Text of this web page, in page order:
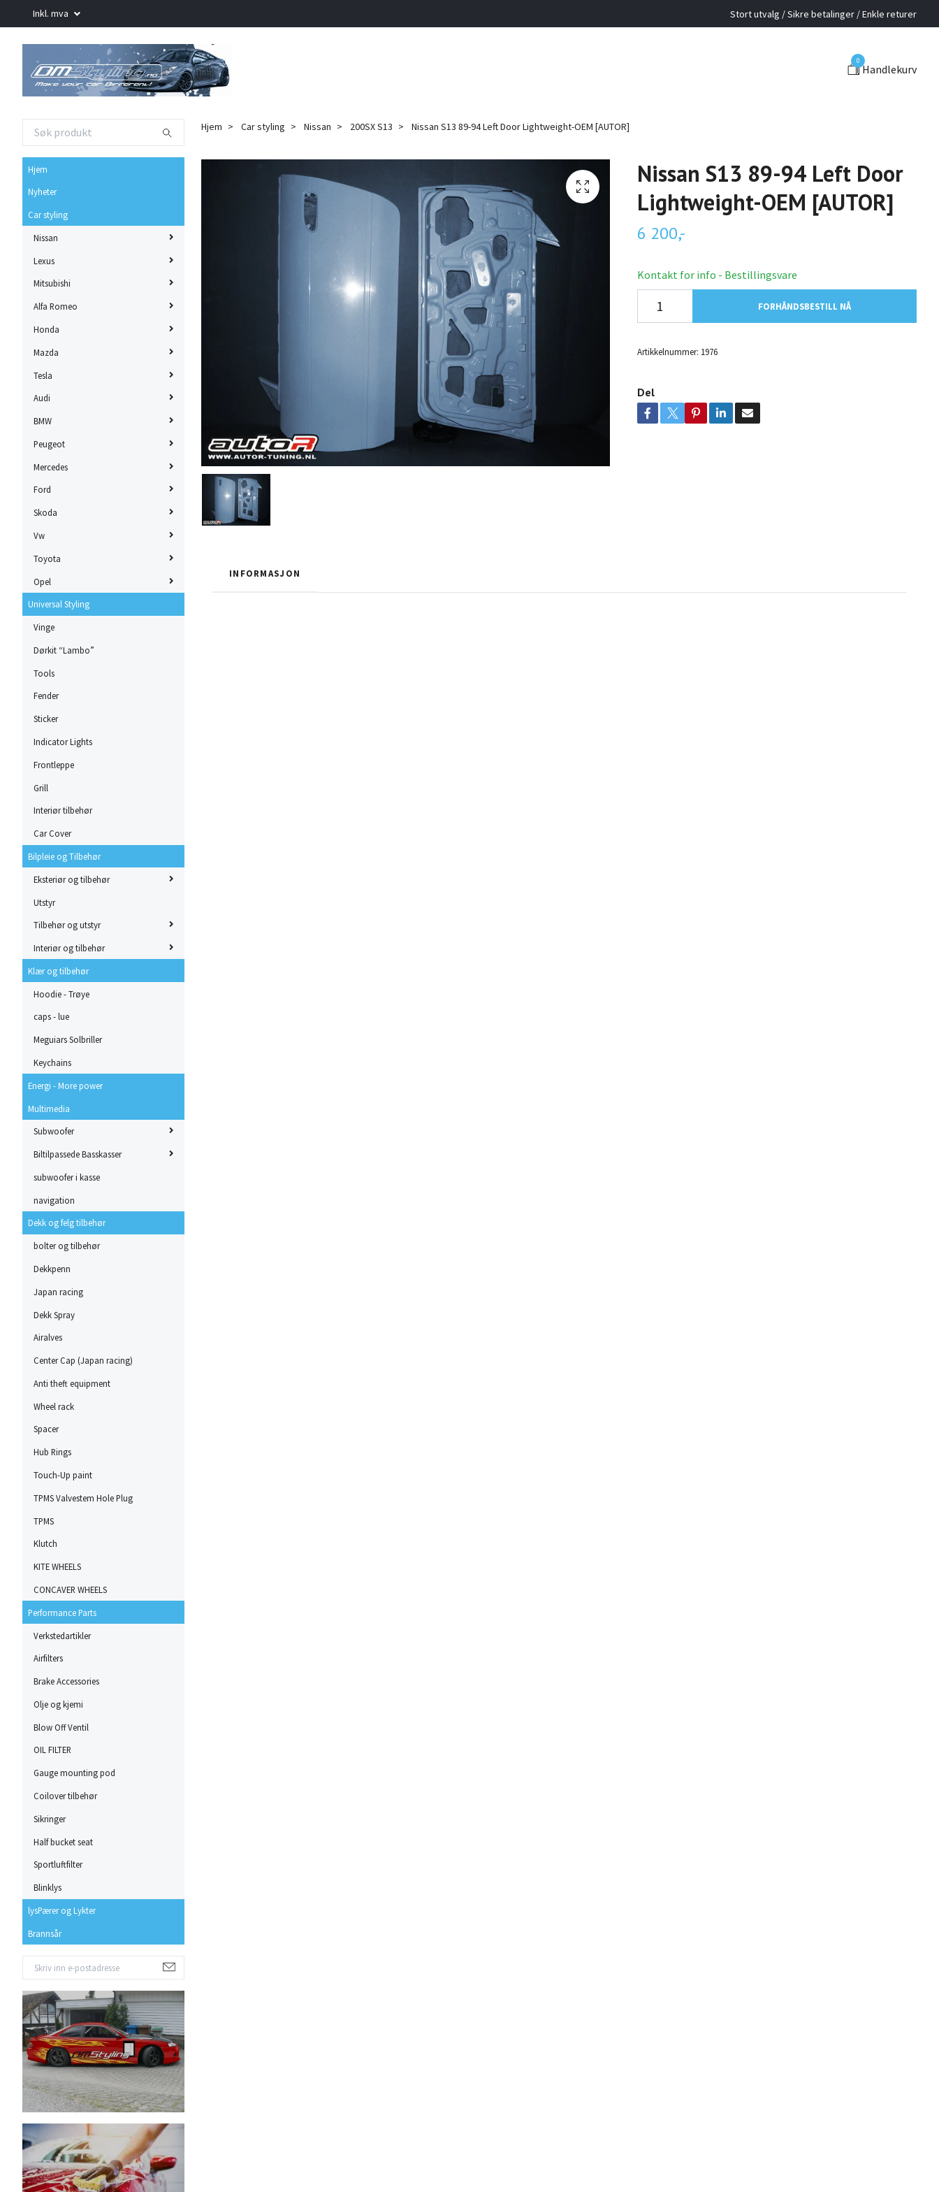
Inkl. mva Stort utvalg / Sikre betalinger / Enkle returer
0
Handlekurv
Hjem
Nyheter
Car styling
Nissan
Lexus
Mitsubishi
Alfa Romeo
Honda
Mazda
Tesla
Audi
BMW
Peugeot
Mercedes
Ford
Skoda
Vw
Toyota
Opel
Universal Styling
Vinge
Dørkit “Lambo”
Tools
Fender
Sticker
Indicator Lights
Frontleppe
Grill
Interiør tilbehør
Car Cover
Bilpleie og Tilbehør
Eksteriør og tilbehør
Utstyr
Tilbehør og utstyr
Interiør og tilbehør
Klær og tilbehør
Hoodie - Trøye
caps - lue
Meguiars Solbriller
Keychains
Energi - More power
Multimedia
Subwoofer
Biltilpassede Basskasser
subwoofer i kasse
navigation
Dekk og felg tilbehør
bolter og tilbehør
Dekkpenn
Japan racing
Dekk Spray
Airalves
Center Cap (Japan racing)
Anti theft equipment
Wheel rack
Spacer
Hub Rings
Touch-Up paint
TPMS Valvestem Hole Plug
TPMS
Klutch
KITE WHEELS
CONCAVER WHEELS
Performance Parts
Verkstedartikler
Airfilters
Brake Accessories
Olje og kjemi
Blow Off Ventil
OIL FILTER
Gauge mounting pod
Coilover tilbehør
Sikringer
Half bucket seat
Sportluftfilter
Blinklys
lysPærer og Lykter
Brannsår
Hjem Car styling Nissan 200SX S13 Nissan S13 89-94 Left Door Lightweight-OEM [AUTOR]
Nissan S13 89-94 Left Door
Lightweight-OEM [AUTOR]
6 200,-
Kontakt for info - Bestillingsvare
FORHÅNDSBESTILL NÅ
Artikkelnummer: 1976
Del
INFORMASJON